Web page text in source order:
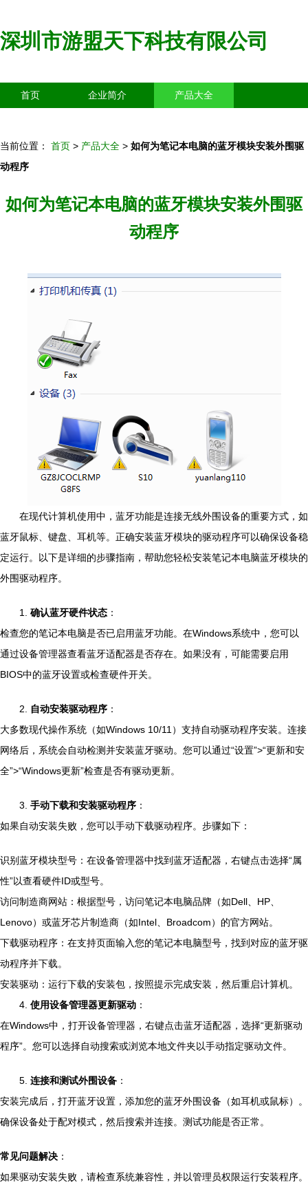
深圳市游盟天下科技有限公司
首页 企业简介 产品大全
当前位置： 首页 > 产品大全 > 如何为笔记本电脑的蓝牙模块安装外围驱
动程序
如何为笔记本电脑的蓝牙模块安装外围驱
动程序
在现代计算机使用中，蓝牙功能是连接无线外围设备的重要方式，如
蓝牙鼠标、键盘、耳机等。正确安装蓝牙模块的驱动程序可以确保设备稳
定运行。以下是详细的步骤指南，帮助您轻松安装笔记本电脑蓝牙模块的
外围驱动程序。
1. 确认蓝牙硬件状态 ：
检查您的笔记本电脑是否已启用蓝牙功能。在Windows系统中，您可以
通过设备管理器查看蓝牙适配器是否存在。如果没有，可能需要启用
BIOS中的蓝牙设置或检查硬件开关。
2. 自动安装驱动程序 ：
大多数现代操作系统（如Windows 10/11）支持自动驱动程序安装。连接
网络后，系统会自动检测并安装蓝牙驱动。您可以通过“设置”>“更新和安
全”>“Windows更新”检查是否有驱动更新。
3. 手动下载和安装驱动程序 ：
如果自动安装失败，您可以手动下载驱动程序。步骤如下：
识别蓝牙模块型号：在设备管理器中找到蓝牙适配器，右键点击选择“属
性”以查看硬件ID或型号。
访问制造商网站：根据型号，访问笔记本电脑品牌（如Dell、HP、
Lenovo）或蓝牙芯片制造商（如Intel、Broadcom）的官方网站。
下载驱动程序：在支持页面输入您的笔记本电脑型号，找到对应的蓝牙驱
动程序并下载。
安装驱动：运行下载的安装包，按照提示完成安装，然后重启计算机。
4. 使用设备管理器更新驱动 ：
在Windows中，打开设备管理器，右键点击蓝牙适配器，选择“更新驱动
程序”。您可以选择自动搜索或浏览本地文件夹以手动指定驱动文件。
5. 连接和测试外围设备 ：
安装完成后，打开蓝牙设置，添加您的蓝牙外围设备（如耳机或鼠标）。
确保设备处于配对模式，然后搜索并连接。测试功能是否正常。
常见问题解决 ：
如果驱动安装失败，请检查系统兼容性，并以管理员权限运行安装程序。